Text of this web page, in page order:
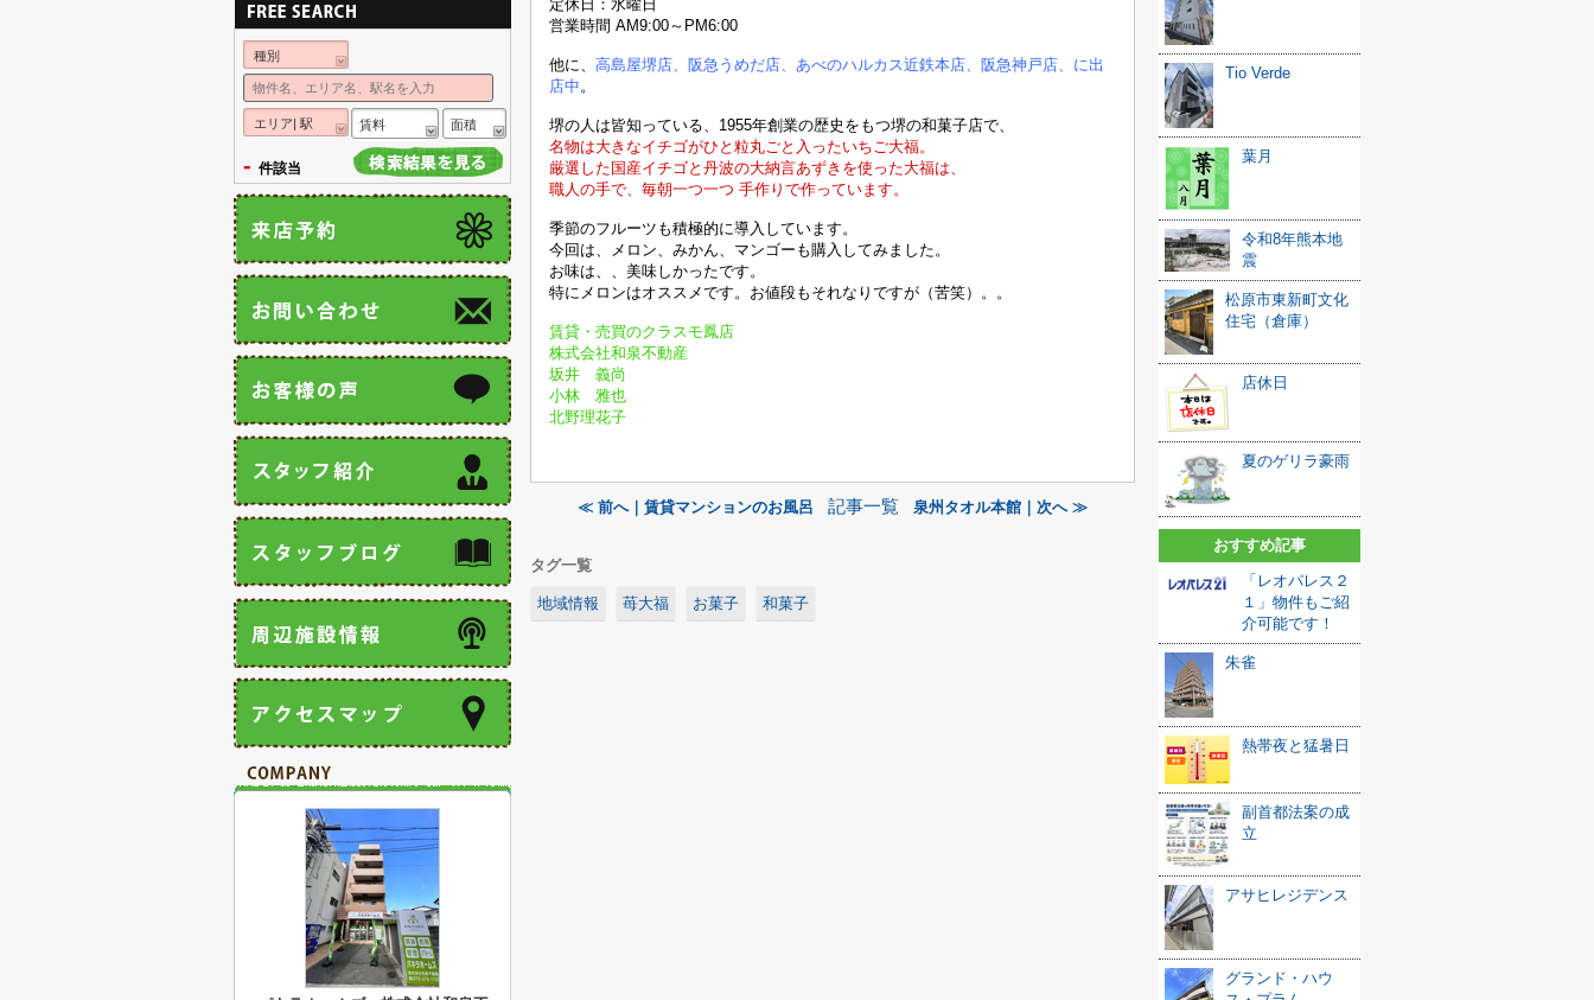
定休日：水曜日
営業時間 AM9:00～PM6:00
他に、 高島屋堺店、阪急うめだ店、あべのハルカス近鉄本店、阪急神戸店、に出
店中。
堺の人は皆知っている、1955年創業の歴史をもつ堺の和菓子店で、
名物は大きなイチゴがひと粒丸ごと入ったいちご大福。
厳選した国産イチゴと丹波の大納言あずきを使った大福は、
職人の手で、毎朝一つ一つ 手作りで作っています。
季節のフルーツも積極的に導入しています。
今回は、メロン、みかん、マンゴーも購入してみました。
お味は、、美味しかったです。
特にメロンはオススメです。お値段もそれなりですが（苦笑）。。
賃貸・売買のクラスモ鳳店
株式会社和泉不動産
坂井 義尚
小林 雅也
北野理花子
≪ 前へ｜賃貸マンションのお風呂 記事一覧 泉州タオル本館｜次へ ≫
タグ一覧
地域情報 苺大福 お菓子 和菓子
Tio Verde
葉月
令和8年熊本地
震
松原市東新町文化
住宅（倉庫）
店休日
夏のゲリラ豪雨
おすすめ記事
「レオパレス２
１」物件もご紹
介可能です！
朱雀
熱帯夜と猛暑日
副首都法案の成
立
アサヒレジデンス
グランド・ハウ
種別
エリア| 駅 賃料 面積
- 件該当